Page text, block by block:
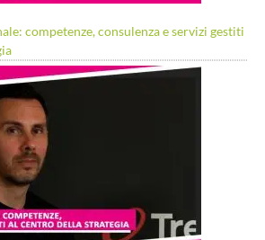
competenze, consulenza e servizi gestiti